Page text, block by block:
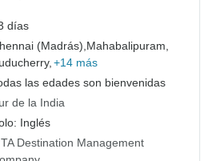
días
(Madrás), Mahabalipuram,
+14 más
las edades son bienvenidas
de la India
Inglés
Destination Management